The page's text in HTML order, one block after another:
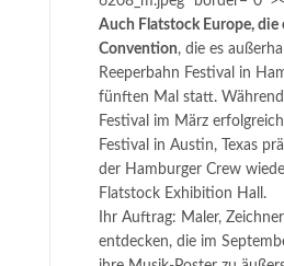
Auch Flatstock Europe, die
Convention, die es
Reeperbahn Festival in
fünften Mal statt. Während
Festival im März
Festival in Austin, Texas
der Hamburger Crew
Flatstock Exhibition Hall.
Ihr Auftrag: Maler,
entdecken, die im